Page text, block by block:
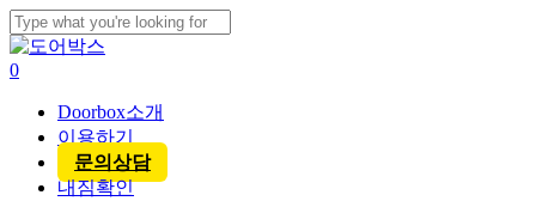
Skip
to
main
content
Close
Search
account
0
Doorbox소개
이용하기
문의상담
내짐확인